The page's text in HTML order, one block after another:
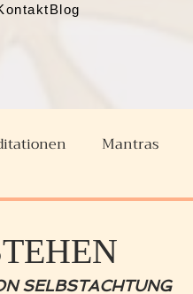
Blog
Mantras
SELBSTACHTUNG